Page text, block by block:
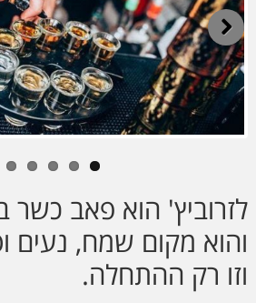
Next
לזרוביץ' הוא פאב כשר
והוא מקום שמח, נעים
וזו רק ההתחלה.